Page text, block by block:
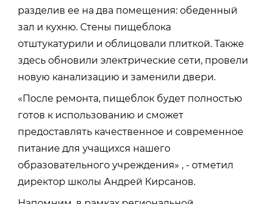
разделив ее на два помещения: обеденный
зал и кухню. Стены пищеблока
отштукатурили и облицовали плиткой. Также
здесь обновили электрические сети, провели
новую канализацию и заменили двери.
«После ремонта, пищеблок будет полностью
готов к использованию и сможет
предоставлять качественное и современное
питание для учащихся нашего
образовательного учреждения» , - отметил
директор школы Андрей Кирсанов.